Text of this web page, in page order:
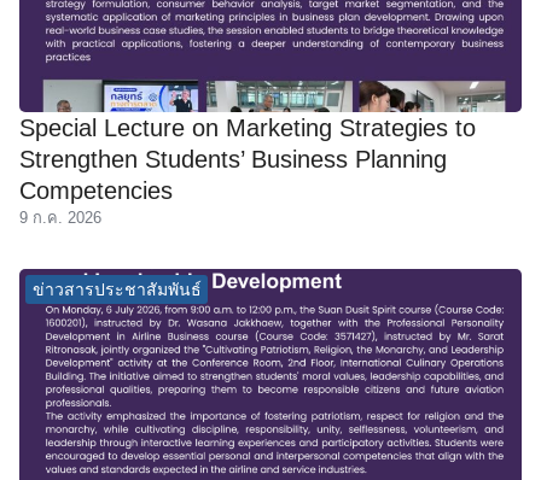
Special Lecture on Marketing Strategies to
Strengthen Students’ Business Planning
Competencies
9 ก.ค. 2026
ข่าวสารประชาสัมพันธ์